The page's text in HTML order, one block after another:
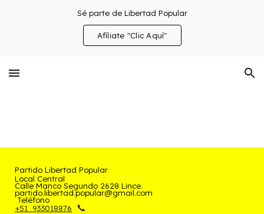
Sé parte de Libertad Popular
Afíliate "Clic Aquí"
PartidoLibertad Popular
Local Central
Calle Manco Segundo 2628 Lince.
partido.libertad.popular@gmail.com
Teléfono
+51
933018876 📞